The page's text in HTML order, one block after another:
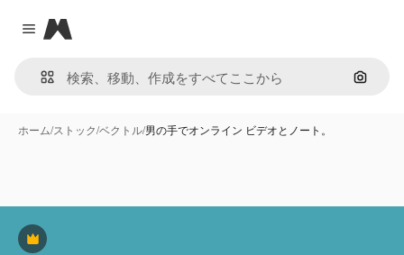
Close menu
Magnific
画像で
ホーム/ストック/ベクトル/男の手でオンライン ビデオとノート。
Premium